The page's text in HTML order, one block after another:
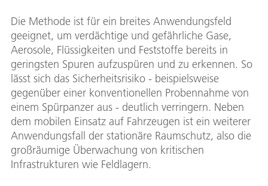
Die Methode ist für ein breites Anwendungsfeld
geeignet, um verdächtige und gefährliche Gase,
Aerosole, Flüssigkeiten und Feststoffe bereits in
geringsten Spuren aufzuspüren und zu erkennen. So
lässt sich das Sicherheitsrisiko - beispielsweise
gegenüber einer konventionellen Probennahme von
einem Spürpanzer aus - deutlich verringern. Neben
dem mobilen Einsatz auf Fahrzeugen ist ein weiterer
Anwendungsfall der stationäre Raumschutz, also die
großräumige Überwachung von kritischen
Infrastrukturen wie Feldlagern.